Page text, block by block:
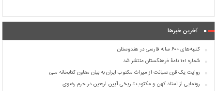
آخرین خبرها
کتیبه‌های ۶۰۰ ساله فارسی در هندوستان
شماره ۱۰۱ نامۀ فرهنگستان منتشر شد
روایت یک قرن صیانت از میراث مکتوب ایران به بیان معاون کتابخانه ملی
رونمایی از اسناد کهن و مکتوب تاریخی آیین اربعین در حرم رضوی